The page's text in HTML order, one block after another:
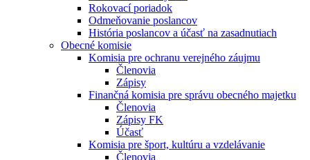
Rokovací poriadok
Odmeňovanie poslancov
História poslancov a účasť na zasadnutiach
Obecné komisie
Komisia pre ochranu verejného záujmu
Členovia
Zápisy
Finančná komisia pre správu obecného majetku
Členovia
Zápisy FK
Účasť
Komisia pre šport, kultúru a vzdelávanie
Členovia